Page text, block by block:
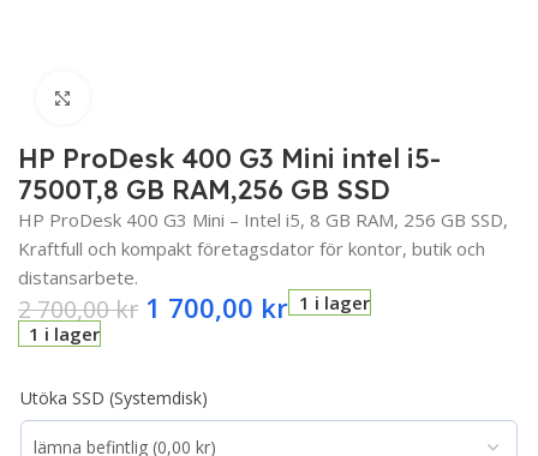
HP ProDesk 400 G3 Mini intel i5-
7500T,8 GB RAM,256 GB SSD
HP ProDesk 400 G3 Mini – Intel i5, 8 GB RAM, 256 GB SSD,
Kraftfull och kompakt företagsdator för kontor, butik och
distansarbete.
2 700,00kr 1 700,00 kr 1 i lager
1 i lager
Utöka SSD (Systemdisk)